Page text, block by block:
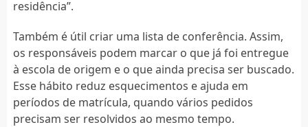
residência”.
Também é útil criar uma lista de conferência. Assim,
os responsáveis podem marcar o que já foi entregue
à escola de origem e o que ainda precisa ser buscado.
Esse hábito reduz esquecimentos e ajuda em
períodos de matrícula, quando vários pedidos
precisam ser resolvidos ao mesmo tempo.